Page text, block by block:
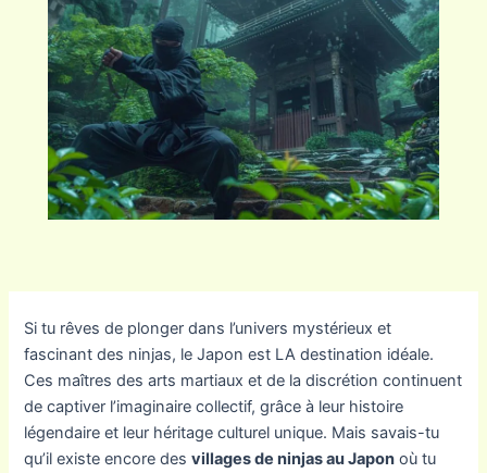
Si tu rêves de plonger dans l’univers mystérieux et
fascinant des ninjas, le Japon est LA destination idéale.
Ces maîtres des arts martiaux et de la discrétion continuent
de captiver l’imaginaire collectif, grâce à leur histoire
légendaire et leur héritage culturel unique. Mais savais-tu
qu’il existe encore desvillages de ninjas au Japon où tu